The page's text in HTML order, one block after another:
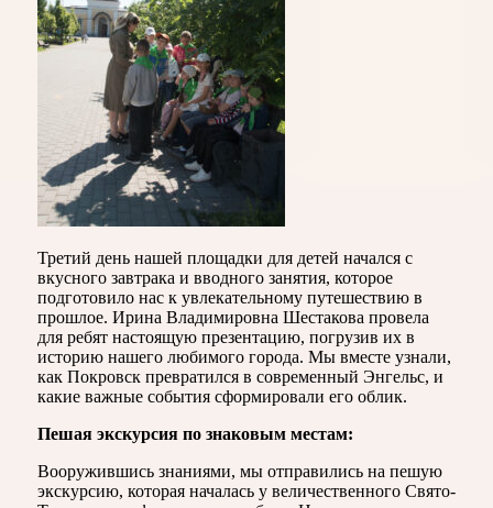
Третий день нашей площадки для детей начался с
вкусного завтрака и вводного занятия, которое
подготовило нас к увлекательному путешествию в
прошлое. Ирина Владимировна Шестакова провела
для ребят настоящую презентацию, погрузив их в
историю нашего любимого города. Мы вместе узнали,
как Покровск превратился в современный Энгельс, и
какие важные события сформировали его облик.
Пешая экскурсия по знаковым местам:
Вооружившись знаниями, мы отправились на пешую
экскурсию, которая началась у величественного Свято-